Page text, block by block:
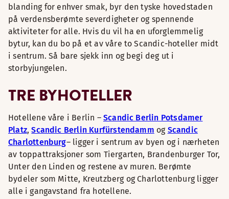
blanding for enhver smak, byr den tyske hovedstaden
på verdensberømte severdigheter og spennende
aktiviteter for alle. Hvis du vil ha en uforglemmelig
bytur, kan du bo på et av våre to Scandic-hoteller midt
i sentrum. Så bare sjekk inn og begi deg ut i
storbyjungelen.
TRE BYHOTELLER
Hotellene våre i Berlin – Scandic Berlin Potsdamer
Platz,Scandic Berlin Kurfürstendamm og Scandic
Charlottenburg– ligger i sentrum av byen og i nærheten
av toppattraksjoner som Tiergarten, Brandenburger Tor,
Unter den Linden og restene av muren. Berømte
bydeler som Mitte, Kreutzberg og Charlottenburg ligger
alle i gangavstand fra hotellene.